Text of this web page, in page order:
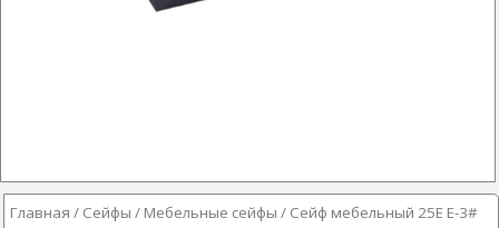
Главная / Сейфы / Мебельные сейфы / Сейф мебельный 25E E-3#